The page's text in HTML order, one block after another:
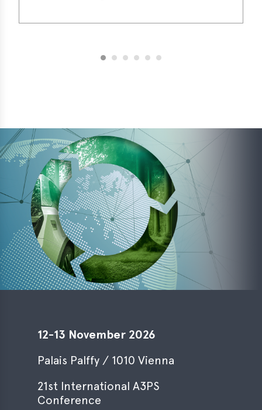
12-13 November 2026
Palais Palffy / 1010 Vienna
21st International A3PS
Conference